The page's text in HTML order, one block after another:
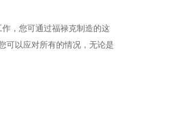
，您可通过福禄克制造的这
可以应对所有的情况，无论是